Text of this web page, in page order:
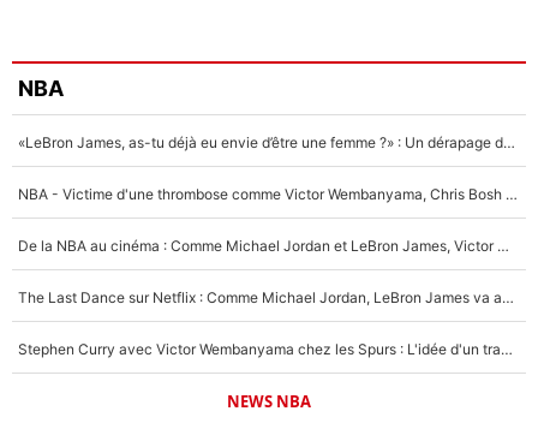
NBA
«LeBron James, as-tu déjà eu envie d’être une femme ?» : Un dérapage de Donald Trump sur la superstar de la NBA refait surface
NBA - Victime d'une thrombose comme Victor Wembanyama, Chris Bosh prévient le Français des risques sur sa santé : «J’ai failli mourir sur le coup et j’ai été ramené à la vie»
De la NBA au cinéma : Comme Michael Jordan et LeBron James, Victor Wembanyama rêve d'une carrière d'acteur !
The Last Dance sur Netflix : Comme Michael Jordan, LeBron James va avoir le droit à sa série !
Stephen Curry avec Victor Wembanyama chez les Spurs : L'idée d'un trade historique est lancée en NBA !
NEWS NBA